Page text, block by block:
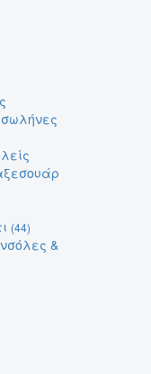
(44)
&